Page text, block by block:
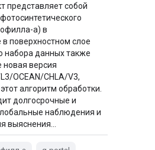
представляет собой
а) в
поверхностном слое
набора данных также
новая версия
OCEAN/CHLA/V3,
алгоритм обработки.
долгосрочные и
наблюдения и
выяснения…